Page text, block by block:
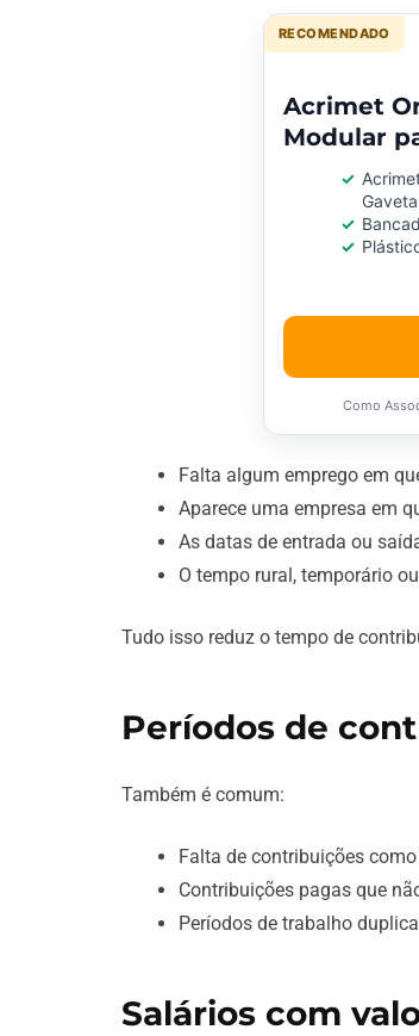
RECOMENDADO
Acrimet
Modular
Como
Falta algum emprego em
Aparece uma empresa em
As datas de entrada ou
O tempo rural, temporário
Tudo isso reduz o tempo de
Períodos de
Também é comum:
Falta de contribuições
Contribuições pagas que
Períodos de trabalho
Salários com